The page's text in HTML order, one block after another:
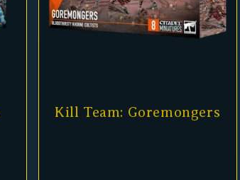
Kill Team: Goremongers